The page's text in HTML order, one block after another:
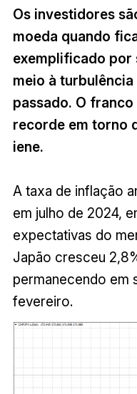
Os investidores
moeda quando
exemplificado por
meio à
passado. O
recorde em torno
iene.
A taxa de inflação
em julho de 2024,
expectativas do
Japão cresceu
permanecendo em
fevereiro.